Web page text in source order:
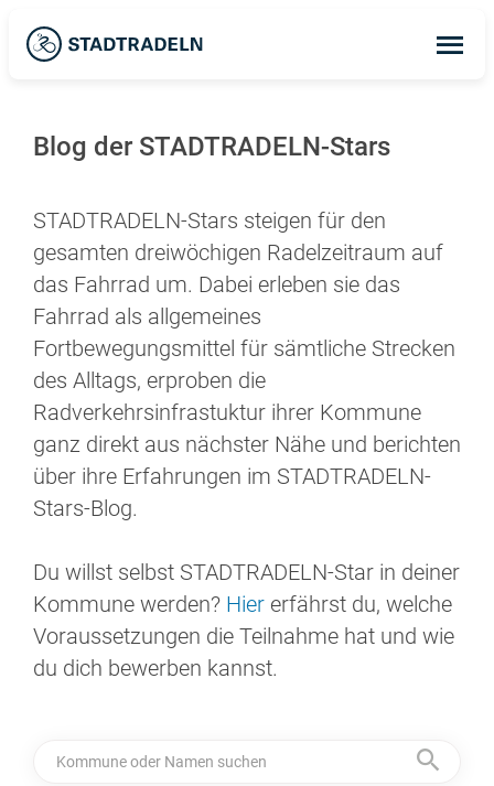
Blog der STADTRADELN-Stars
STADTRADELN-Stars steigen für den
gesamten dreiwöchigen Radelzeitraum auf
das Fahrrad um. Dabei erleben sie das
Fahrrad als allgemeines
Fortbewegungsmittel für sämtliche Strecken
des Alltags, erproben die
Radverkehrsinfrastuktur ihrer Kommune
ganz direkt aus nächster Nähe und berichten
über ihre Erfahrungen im STADTRADELN-
Stars-Blog.
Du willst selbst STADTRADELN-Star in deiner
Kommune werden? Hier erfährst du, welche
Voraussetzungen die Teilnahme hat und wie
du dich bewerben kannst.
Kommune oder Namen suchen